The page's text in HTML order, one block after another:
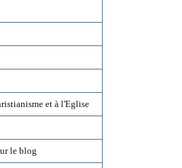
et à l'Eglise
le blog